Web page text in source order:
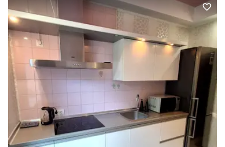
центральній частині міста з розвиненою інфраструктурою,
зручним транспортним сполученням та всім необхідним для
комфортного життя. Додатково є відеоогляд.